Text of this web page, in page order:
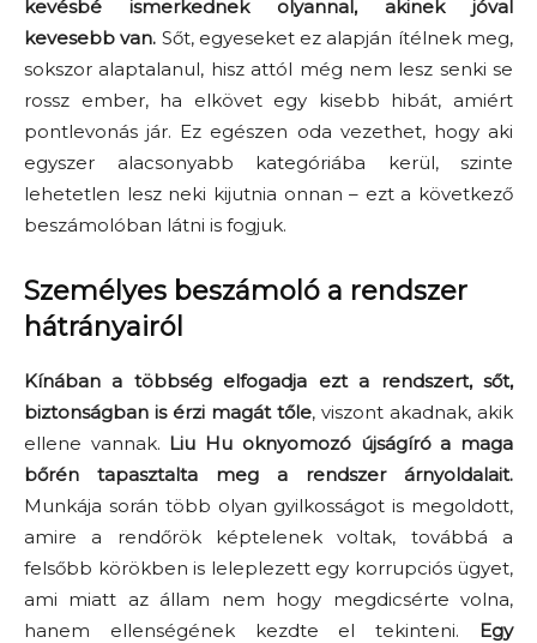
kevésbé ismerkednek olyannal, akinek jóval
kevesebb van. Sőt, egyeseket ez alapján ítélnek meg,
sokszor alaptalanul, hisz attól még nem lesz senki se
rossz ember, ha elkövet egy kisebb hibát, amiért
pontlevonás jár. Ez egészen oda vezethet, hogy aki
egyszer alacsonyabb kategóriába kerül, szinte
lehetetlen lesz neki kijutnia onnan – ezt a következő
beszámolóban látni is fogjuk.
Személyes beszámoló a rendszer
hátrányairól
Kínában a többség elfogadja ezt a rendszert, sőt,
biztonságban is érzi magát tőle, viszont akadnak, akik
ellene vannak. Liu Hu oknyomozó újságíró a maga
bőrén tapasztalta meg a rendszer árnyoldalait.
Munkája során több olyan gyilkosságot is megoldott,
amire a rendőrök képtelenek voltak, továbbá a
felsőbb körökben is leleplezett egy korrupciós ügyet,
ami miatt az állam nem hogy megdicsérte volna,
hanem ellenségének kezdte el tekinteni. Egy